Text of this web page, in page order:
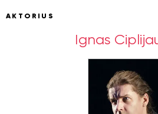
AKTORIUS
Ignas